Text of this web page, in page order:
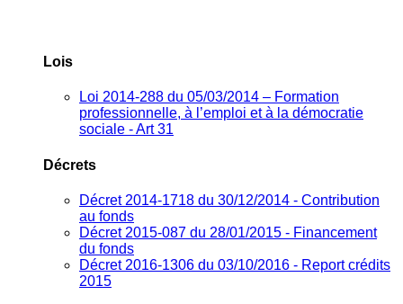
Lois
Loi 2014-288 du 05/03/2014 – Formation
professionnelle, à l’emploi et à la démocratie
sociale - Art 31
Décrets
Décret 2014-1718 du 30/12/2014 - Contribution
au fonds
Décret 2015-087 du 28/01/2015 - Financement
du fonds
Décret 2016-1306 du 03/10/2016 - Report crédits
2015